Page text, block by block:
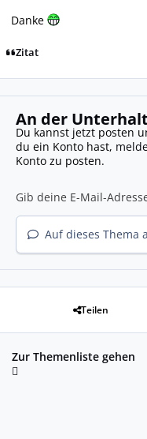
Danke
Zitat
An der
Du kannst jetzt posten
du ein Konto hast,
Konto zu posten.
Auf dieses Thema
Teilen
Zur Themenliste gehen